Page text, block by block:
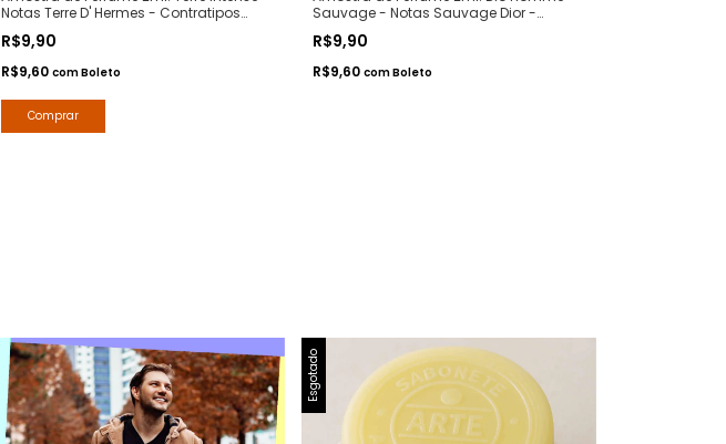
Notas Terre D' Hermes - Contratipos
R$9,90
R$9,60 comBoleto
Sauvage - Notas Sauvage Dior -
R$9,90
R$9,60 comBoleto
Esgotado